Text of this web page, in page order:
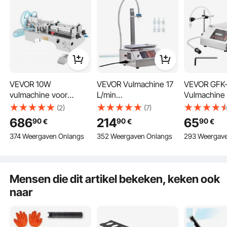
VEVOR 10W
vulmachine voor
vloeistoffen 100-
1000ML
Vloeistofvulmachine
Vulmachine voor
(2)
68690€
374 Weergaven Onlangs
VEVOR Vulmachine 17
L/min
Vloeistofvulmachine
30-15.000 g per vulling
Flessenvulmachine 26
x 26,3 x 13 cm Pasta-
etc.
(7)
21490€
352 Weergaven Onlangs
VEVOR
5-3500 ml
Vloeistof
Vulmachine
6590€
293
Mensen die dit artikel bekeken, keken ook
naar